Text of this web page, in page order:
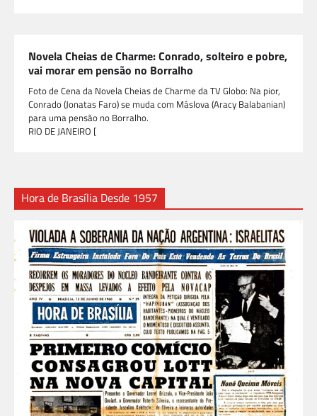
Novela Cheias de Charme: Conrado, solteiro e pobre,
vai morar em pensão no Borralho
Foto de Cena da Novela Cheias de Charme da TV Globo: Na pior,
Conrado (Jonatas Faro) se muda com Máslova (Aracy Balabanian)
para uma pensão no Borralho.
RIO DE JANEIRO [
Hora de Brasília Desde 1957